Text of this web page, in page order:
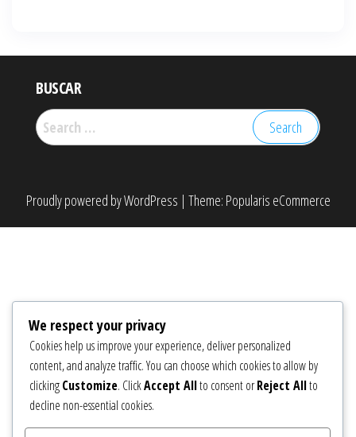
BUSCAR
Search
for:
Proudly powered byWordPress | Theme: Popularis eCommerce
We respect your privacy
Cookies help us improve your experience, deliver personalized
content, and analyze traffic. You can choose which cookies to allow by
clickingCustomize. ClickAccept Allto consent orReject Allto
decline non-essential cookies.